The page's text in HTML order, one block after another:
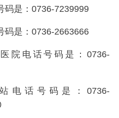
是： 0736-7239999
是： 0736-2663666
院电话号码是： 0736-
电话号码是： 0736-